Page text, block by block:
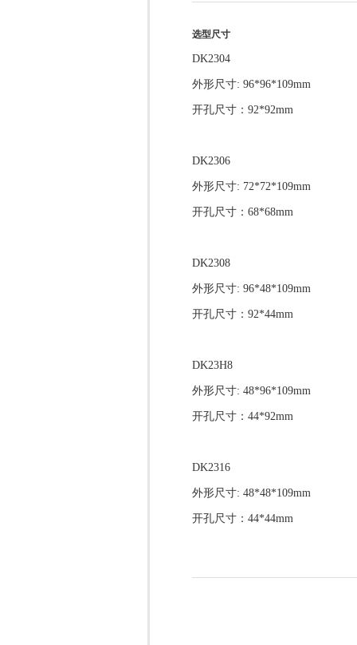
选型尺寸
DK2304
外形尺寸: 96*96*109mm
开孔尺寸：92*92mm
DK2306
外形尺寸: 72*72*109mm
开孔尺寸：68*68mm
DK2308
外形尺寸: 96*48*109mm
开孔尺寸：92*44mm
DK23H8
外形尺寸: 48*96*109mm
开孔尺寸：44*92mm
DK2316
外形尺寸: 48*48*109mm
开孔尺寸：44*44mm